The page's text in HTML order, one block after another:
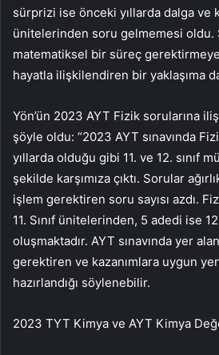
sürprizi ise önceki yıllarda dalga ve
ünitelerinden soru gelmemesi oldu.
matematiksel bir süreç
hayatla ilişkilendiren bir yaklaşıma
Yön’ün 2023 AYT Fizik sorularına
şöyle oldu: “2023 AYT sınavında
yıllarda olduğu gibi 11. ve 12. sınıf
şekilde karşımıza çıktı. Sorular
işlem gerektiren soru sayısı azdı.
11. Sınıf ünitelerinden, 5 adedi ise
oluşmaktadır. AYT sınavında yer
gerektiren ve kazanımlara uygun
hazırlandığı söylenebilir.
2023 TYT Kimya ve AYT Kimya